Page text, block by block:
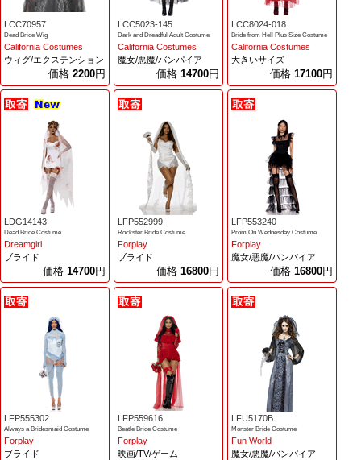
LCC70957
Dead Bride Wig
California Costumes
ウィグ/エクステンション
価格 2200円
LCC5023-145
Dark and Dreadful Adult Costume
California Costumes
魔女/悪魔/バンパイア
価格 14700円
LCC8024-018
Bride from Hell Plus Size Costume
California Costumes
大きいサイズ
価格 17100円
LDG14143
Dead Bride Costume
Dreamgirl
ブライド
価格 14700円
LFP552999
Rockster Bride Costume
Forplay
ブライド
価格 16800円
LFP553240
Prom On Wednesday Costume
Forplay
魔女/悪魔/バンパイア
価格 16800円
LFP555302
Always a Bridesmaid Costume
Forplay
ブライド
LFP559616
Beatle Bride Costume
Forplay
映画/TV/ゲーム
LFU5170B
Monster Bride Costume
Fun World
魔女/悪魔/バンパイア